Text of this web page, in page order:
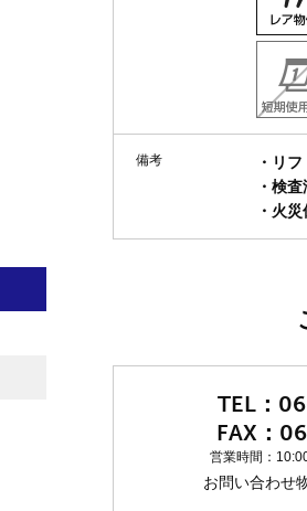
備考
・リ
・検
・火
営業時間：
お問い合わせ